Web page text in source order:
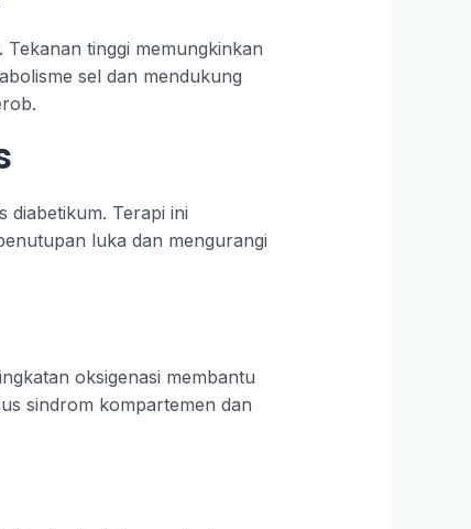
tinggi memungkinkan
sel dan mendukung
Terapi ini
luka dan mengurangi
oksigenasi membantu
sindrom kompartemen dan